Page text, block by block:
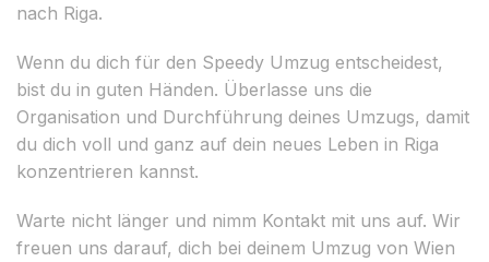
nach Riga.
Wenn du dich für den Speedy Umzug entscheidest,
bist du in guten Händen. Überlasse uns die
Organisation und Durchführung deines Umzugs, damit
du dich voll und ganz auf dein neues Leben in Riga
konzentrieren kannst.
Warte nicht länger und nimm Kontakt mit uns auf. Wir
freuen uns darauf, dich bei deinem Umzug von Wien